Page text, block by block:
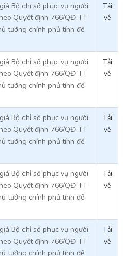
Bộ chỉ số phục vụ người
Quyết định 766/QĐ-TT
tướng chính phủ tính đế
Tải
về
Bộ chỉ số phục vụ người
Quyết định 766/QĐ-TT
tướng chính phủ tính đế
Tải
về
Bộ chỉ số phục vụ người
Quyết định 766/QĐ-TT
tướng chính phủ tính đế
Tải
về
Bộ chỉ số phục vụ người
Quyết định 766/QĐ-TT
tướng chính phủ tính đế
Tải
về
Bộ chỉ số phục vụ người
Quyết định 766/QĐ-TT
tướng chính phủ tính đế
Tải
về